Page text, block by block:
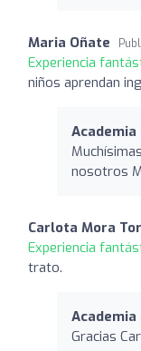
Maria Oñate
Experiencia
niños aprendan
nosotros
Carlota Mora
Experiencia
trato.
Gracias